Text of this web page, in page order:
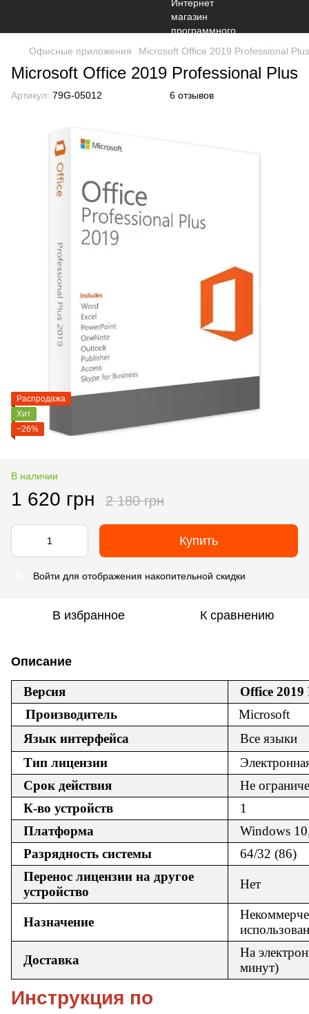
Офисные приложения Microsoft Office 2019 Professional Plus
Microsoft Office 2019 Professional Plus
Артикул: 79G-05012 6 отзывов
Распродажа
Хит
−26%
В наличии
1 620 грн 2 180 грн
Купить
Войти для отображения накопительной скидки
В избранное К сравнению
Описание
Версия
Office 2019
Производитель
Microsoft
Язык интерфейса
Все языки
Тип лицензии
Срок действия
Не
К-во устройств
1
Платформа
Windows
Разрядность системы
64/32 (86)
Перенос лицензии на другое
устройство
Нет
Назначение
Доставка
На
минут)
Инструкция по